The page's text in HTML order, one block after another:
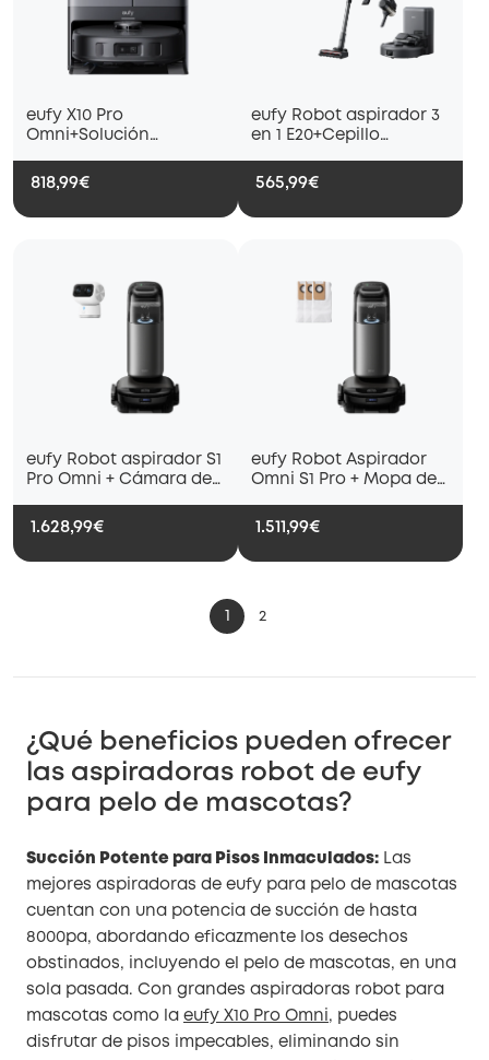
eufy X10 Pro
Omni+Solución
Duros (2 botes)
818,99€
eufy Robot aspirador 3
en 1 E20+Cepillo
cepillo
565,99€
eufy Robot aspirador S1
Pro Omni + Cámara de
1.628,99€
eufy Robot Aspirador
Omni S1 Pro + Mopa de
1.511,99€
1 2
¿Qué beneficios pueden ofrecer
las aspiradoras robot de eufy
para pelo de mascotas?
Succión Potente para Pisos Inmaculados: Las
mejores aspiradoras de eufy para pelo de mascotas
cuentan con una potencia de succión de hasta
8000pa, abordando eficazmente los desechos
obstinados, incluyendo el pelo de mascotas, en una
sola pasada. Con grandes aspiradoras robot para
mascotas como la eufy X10 Pro Omni , puedes
disfrutar de pisos impecables, eliminando sin